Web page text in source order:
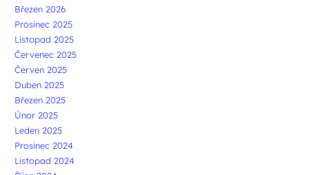
Březen 2026
Prosinec 2025
Listopad 2025
Červenec 2025
Červen 2025
Duben 2025
Březen 2025
Únor 2025
Leden 2025
Prosinec 2024
Listopad 2024